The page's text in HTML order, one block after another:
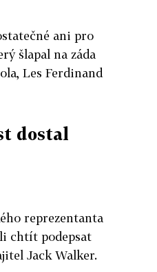
ani pro
šlapal na záda
Les Ferdinand
dostal
reprezentanta
chtít podepsat
Jack Walker.